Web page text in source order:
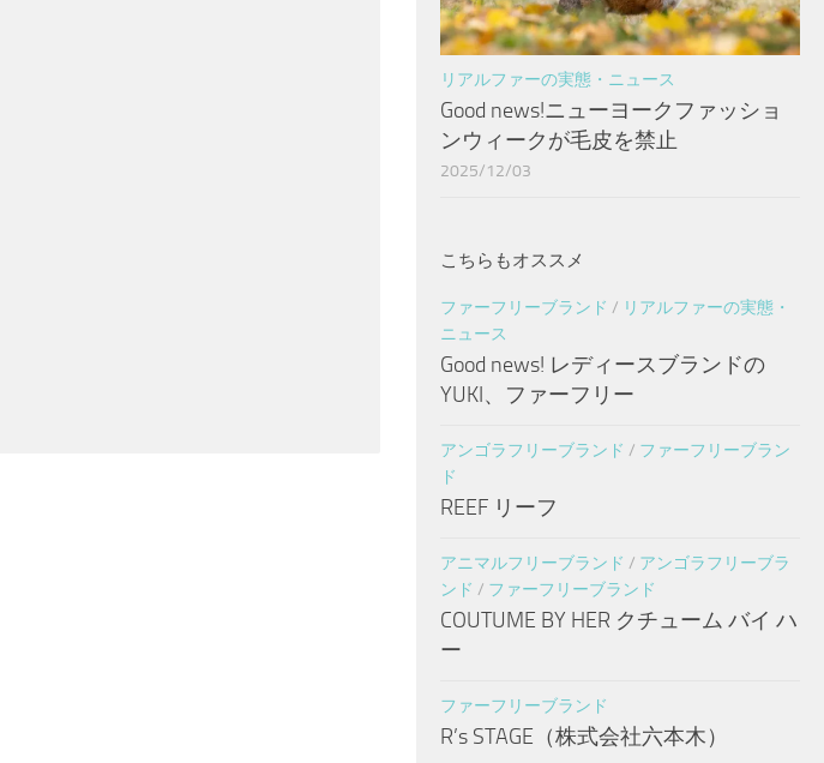
リアルファーの実態・ニュース
Good news!ニューヨークファッショ
ンウィークが毛皮を禁止
2025/12/03
こちらもオススメ
ファーフリーブランド / リアルファーの実態・
ニュース
Good news! レディースブランドの
YUKI、ファーフリー
アンゴラフリーブランド / ファーフリーブラン
ド
REEF リーフ
アニマルフリーブランド / アンゴラフリーブラ
ンド / ファーフリーブランド
COUTUME BY HER クチューム バイ ハ
ー
ファーフリーブランド
R’s STAGE（株式会社六本木）